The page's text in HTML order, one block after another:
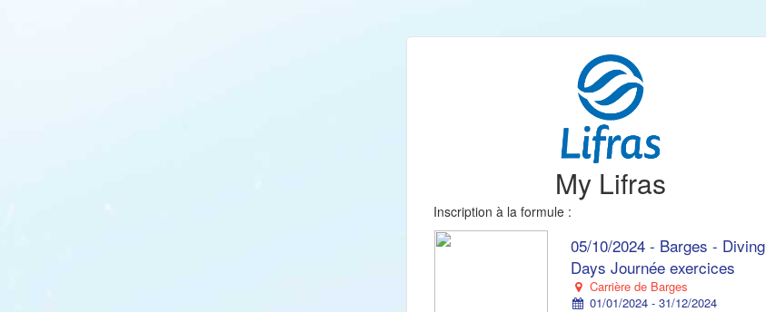
My Lifras
Inscription à la formule :
05/10/2024 - Barges - Diving
Days Journée exercices
Carrière de Barges
01/01/2024 - 31/12/2024